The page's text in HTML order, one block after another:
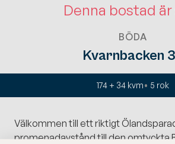
Denna bostad är
Kvarnbacken
BÖDA
174 + 34 kvm 5 rok
Välkommen till ett riktigt
promenadavstånd till den omtyckta